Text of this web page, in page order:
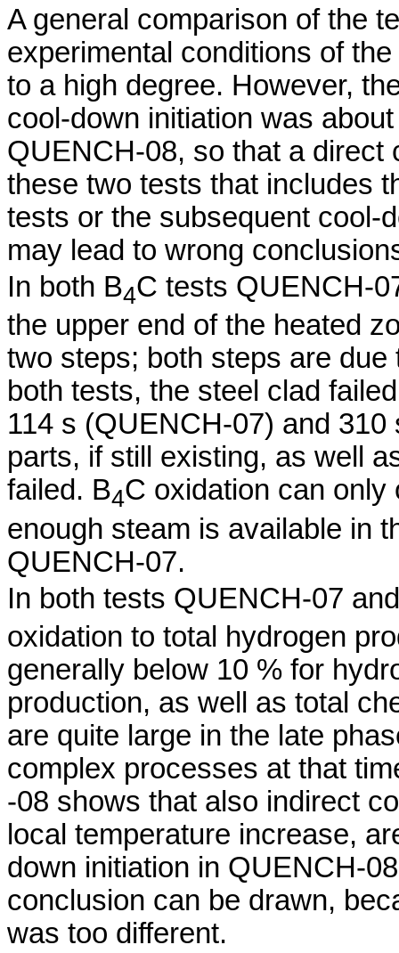
A general comparison of the
experimental conditions of
to a high degree. However,
cool-down initiation was
QUENCH-08, so that a direct
these two tests that includes
tests or the subsequent cool-
may lead to wrong
In both B4C tests QUENCH-
the upper end of the heated
two steps; both steps are
both tests, the steel clad
114 s (QUENCH-07) and
parts, if still existing, as well
failed. B4C oxidation can
enough steam is available in
QUENCH-07.
In both tests QUENCH-07
oxidation to total hydrogen
generally below 10 % for
production, as well as total
are quite large in the late
complex processes at that
-08 shows that also indirect
local temperature increase,
down initiation in QUENCH-
conclusion can be drawn,
was too different.